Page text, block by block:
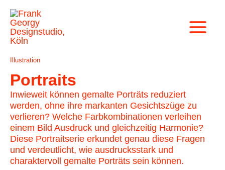
Zum
Inhalt
springen
Menu
Illustration
Portraits
Inwieweit können gemalte Porträts reduziert
werden, ohne ihre markanten Gesichtszüge zu
verlieren? Welche Farbkombinationen verleihen
einem Bild Ausdruck und gleichzeitig Harmonie?
Diese Portraitserie erkundet genau diese Fragen
und verdeutlicht, wie ausdrucksstark und
charaktervoll gemalte Porträts sein können.
Beitragsnavigation
Beitragsnavigation